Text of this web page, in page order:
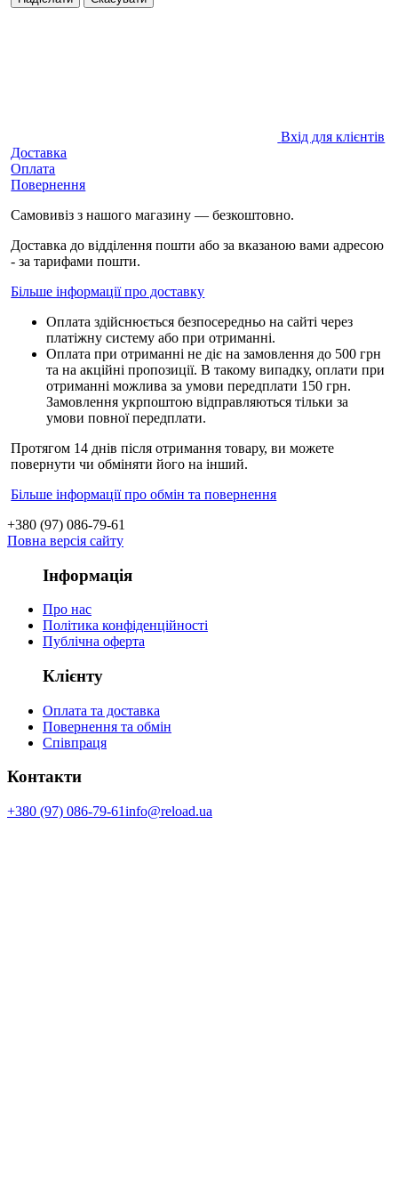
Вхід для клієнтів
Доставка
Оплата
Повернення
Самовивіз з нашого магазину — безкоштовно.
Доставка до відділення пошти або за вказаною вами адресою
- за тарифами пошти.
Більше інформації про доставку
Оплата здійснюється безпосередньо на сайті через
платіжну систему або при отриманні.
Оплата при отриманні не діє на замовлення до 500 грн
та на акційні пропозиції. В такому випадку, оплати при
отриманні можлива за умови передплати 150 грн.
Замовлення укрпоштою відправляються тільки за
умови повної передплати.
Протягом 14 днів після отримання товару, ви можете
повернути чи обміняти його на інший.
Більше інформації про обмін та повернення
+380 (97) 086-79-61
Повна версія сайту
Інформація
Про нас
Політика конфіденційності
Публічна оферта
Клієнту
Оплата та доставка
Повернення та обмін
Співпраця
Контакти
+380 (97) 086-79-61info@reload.ua